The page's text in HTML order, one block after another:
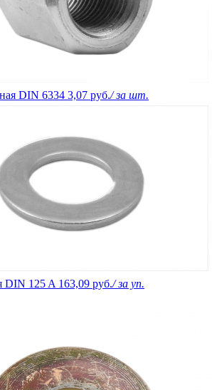
DIN 6334 3,07 руб./ за шт.
DIN 125 A 163,09 руб./ за уп.